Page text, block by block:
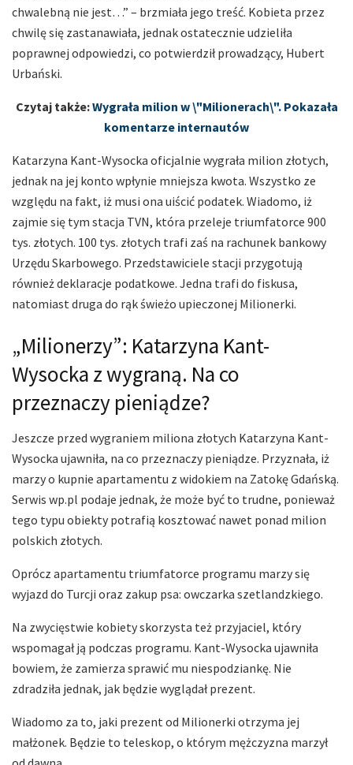
chwalebną nie jest…” – brzmiała jego treść. Kobieta przez
chwilę się zastanawiała, jednak ostatecznie udzieliła
poprawnej odpowiedzi, co potwierdził prowadzący, Hubert
Urbański.
Czytaj także:Wygrała milion w \"Milionerach\". Pokazała
komentarze internautów
Katarzyna Kant-Wysocka oficjalnie wygrała milion złotych,
jednak na jej konto wpłynie mniejsza kwota. Wszystko ze
względu na fakt, iż musi ona uiścić podatek. Wiadomo, iż
zajmie się tym stacja TVN, która przeleje triumfatorce 900
tys. złotych. 100 tys. złotych trafi zaś na rachunek bankowy
Urzędu Skarbowego. Przedstawiciele stacji przygotują
również deklaracje podatkowe. Jedna trafi do fiskusa,
natomiast druga do rąk świeżo upieczonej Milionerki.
„Milionerzy”: Katarzyna Kant-
Wysocka z wygraną. Na co
przeznaczy pieniądze?
Jeszcze przed wygraniem miliona złotych Katarzyna Kant-
Wysocka ujawniła, na co przeznaczy pieniądze. Przyznała, iż
marzy o kupnie apartamentu z widokiem na Zatokę Gdańską.
Serwis wp.pl podaje jednak, że może być to trudne, ponieważ
tego typu obiekty potrafią kosztować nawet ponad milion
polskich złotych.
Oprócz apartamentu triumfatorce programu marzy się
wyjazd do Turcji oraz zakup psa: owczarka szetlandzkiego.
Na zwycięstwie kobiety skorzysta też przyjaciel, który
wspomagał ją podczas programu. Kant-Wysocka ujawniła
bowiem, że zamierza sprawić mu niespodziankę. Nie
zdradziła jednak, jak będzie wyglądał prezent.
Wiadomo za to, jaki prezent od Milionerki otrzyma jej
małżonek. Będzie to teleskop, o którym mężczyzna marzył